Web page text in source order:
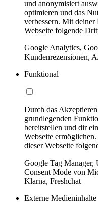
und anonymisiert
optimieren und das
verbessern. Mit
Webseite folgende
Google Analytics,
Kundenrezensionen,
Funktional
Durch das
grundlegenden
bereitstellen und dir
Webseite
dieser Webseite
Google Tag
Consent Mode von
Klarna, Freshchat
Externe Medieninhalte